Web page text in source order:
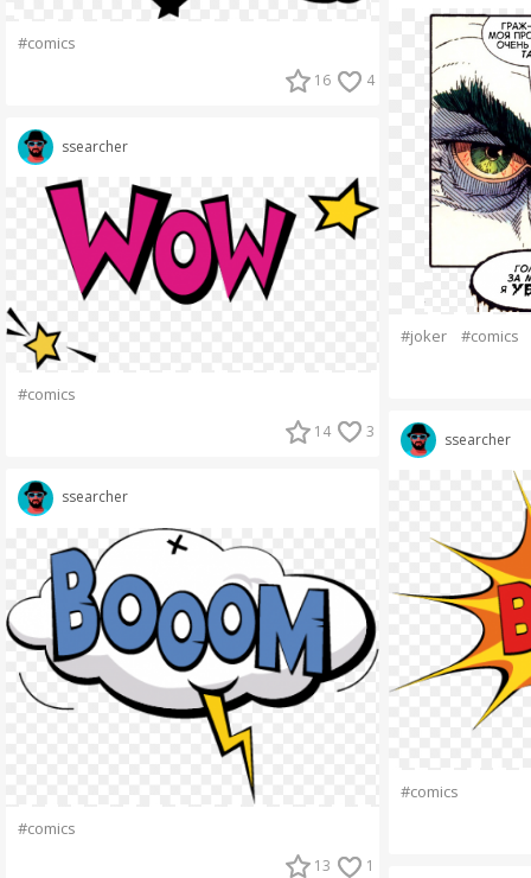
#comics
16 4
ssearcher
#comics
14 3
ssearcher
#comics
13 1
#joker #comics
ssearcher
#comics